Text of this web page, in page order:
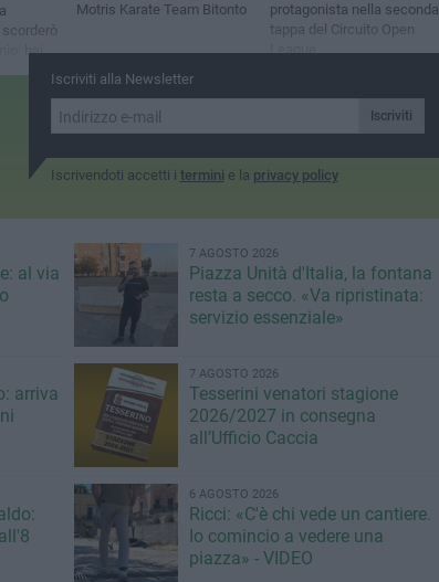
hai
Motris Karate Team Bitonto
protagonista nella seconda
tappa del Circuito Open
League
Iscriviti alla Newsletter
Iscriviti
Iscrivendoti accetti i termini e la privacy policy
al via
7 AGOSTO 2026
Piazza Unità d'Italia, la fontana
resta a secco. «Va ripristinata:
servizio essenziale»
arriva
7 AGOSTO 2026
Tesserini venatori stagione
2026/2027 in consegna
all’Ufficio Caccia
6 AGOSTO 2026
Ricci: «C'è chi vede un cantiere.
Io comincio a vedere una
piazza» - VIDEO